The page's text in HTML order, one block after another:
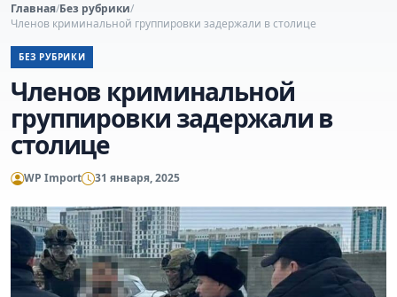
Главная/Без рубрики/
Членов криминальной группировки задержали в столице
БЕЗ РУБРИКИ
Членов криминальной
группировки задержали в
столице
WP Import 31 января, 2025